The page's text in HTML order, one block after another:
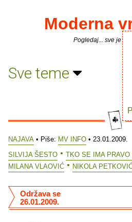
Moderna
Pogledaj... sve je
Sve teme
NAJAVA • Piše: MV INFO • 23.01.2009.
SILVIJA ŠESTO
TKO SE IMA PRAVO
MILANA VLAOVIĆ
NIKOLA
Održava se
26.01.2009.